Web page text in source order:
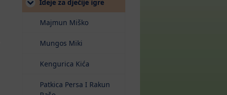
Ideje za dječije igre
Majmun Miško
Mungos Miki
Kengurica Kića
Patkica Persa I Rakun